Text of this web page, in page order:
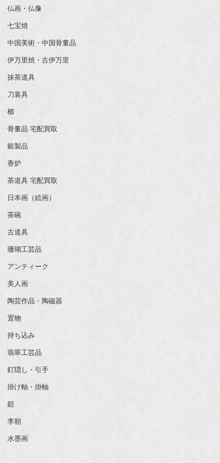
仏画・仏像
七宝焼
中国美術・中国骨董品
伊万里焼・古伊万里
抹茶道具
刀装具
櫛
骨董品 宅配買取
銀製品
香炉
茶道具 宅配買取
日本画（絵画）
茶碗
古道具
珊瑚工芸品
アンティーク
美人画
陶芸作品・陶磁器
置物
持ち込み
翡翠工芸品
釘隠し・引手
掛け軸・掛軸
鎧
李朝
水墨画